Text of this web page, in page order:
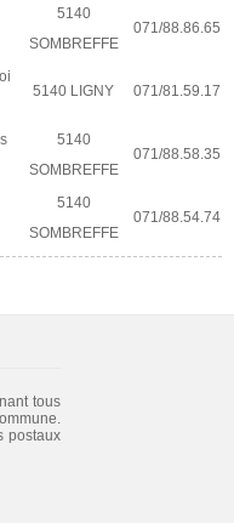
5140
SOMBREFFE
071/88.86.65
5140 LIGNY 071/81.59.17
5140
SOMBREFFE
071/88.58.35
5140
SOMBREFFE
071/88.54.74
tous
postaux